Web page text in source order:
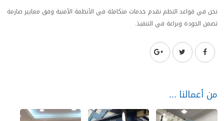
نحن في قواعد النظم نقدم خدمات متكاملة في الأنظمة الأمنية وفق معايير صارمة
تضمن الجودة وبراعة في التنفيذ.
من أعمالنا